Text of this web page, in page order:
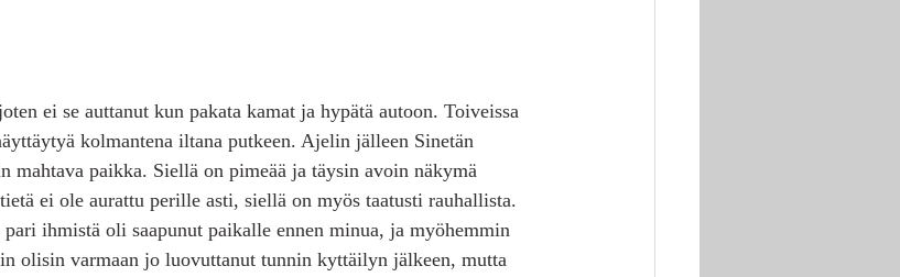
ei se auttanut kun pakata kamat ja hypätä autoon. Toiveissa
kolmantena iltana putkeen. Ajelin jälleen Sinetän
mahtava paikka. Siellä on pimeää ja täysin avoin näkymä
ei ole aurattu perille asti, siellä on myös taatusti rauhallista.
ihmistä oli saapunut paikalle ennen minua, ja myöhemmin
olisin varmaan jo luovuttanut tunnin kyttäilyn jälkeen, mutta